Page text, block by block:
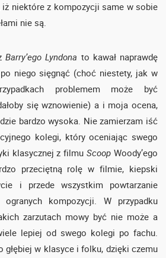
iż niektóre z kompozycji same w sobie
nie są.
Barry’ego Lyndona to kawał naprawdę
niego sięgnąć (choć niestety, jak w
problemem może być
się wznowienie) a i moja ocena,
bardzo wysoka. Nie zamierzam iść
kolegi, który oceniając swego
klasycznej z filmuScoop Woody’ego
przeciętną rolę w filmie, kiepski
i przede wszystkim powtarzanie
kompozycji. W przypadku
zarzutach mowy być nie może a
lepiej od swego kolegi po fachu.
głębiej w klasyce i folku, dzięki czemu